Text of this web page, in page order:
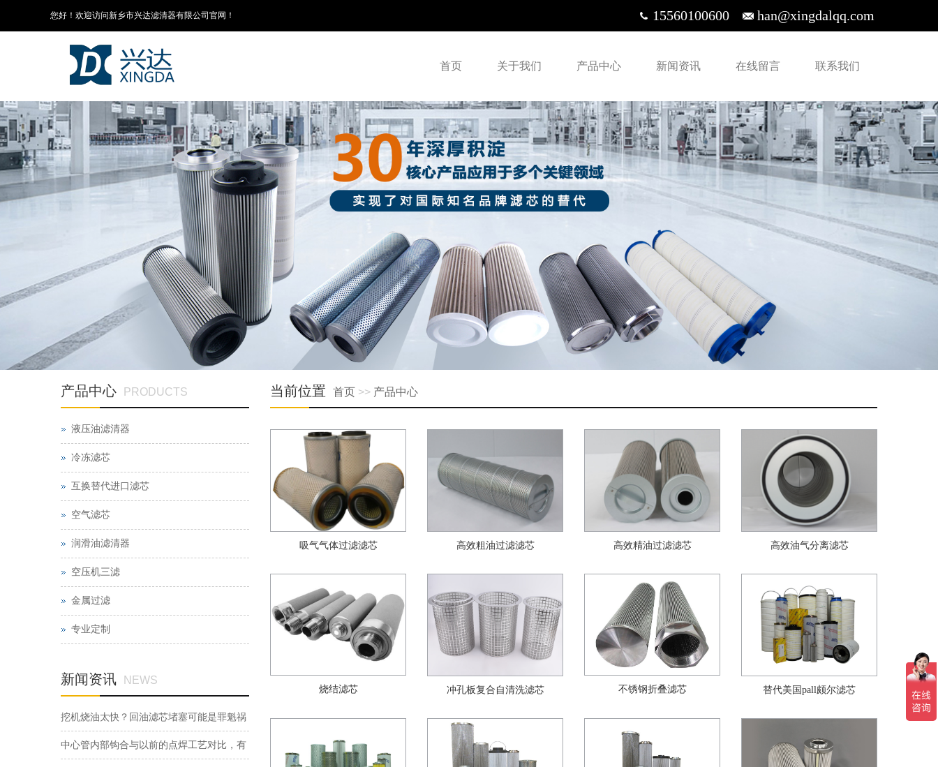
您好！欢迎访问新乡市兴达滤清器有限公司官网！ 15560100600 han@xingdalqq.com
首页 关于我们 产品中心 新闻资讯 在线留言 联系我们
当前位置 首页 >> 产品中心
吸气气体过滤滤芯 高效粗油过滤滤芯 高效精油过滤滤芯 高效油气分离滤芯
烧结滤芯 冲孔板复合自清洗滤芯 不锈钢折叠滤芯 替代美国pall颇尔滤芯
产品中心 PRODUCTS
液压油滤清器
冷冻滤芯
互换替代进口滤芯
空气滤芯
润滑油滤清器
空压机三滤
金属过滤
专业定制
新闻资讯 NEWS
挖机烧油太快？回油滤芯堵塞可能是罪魁祸
首，别再花冤枉钱了
中心管内部钩合与以前的点焊工艺对比，有